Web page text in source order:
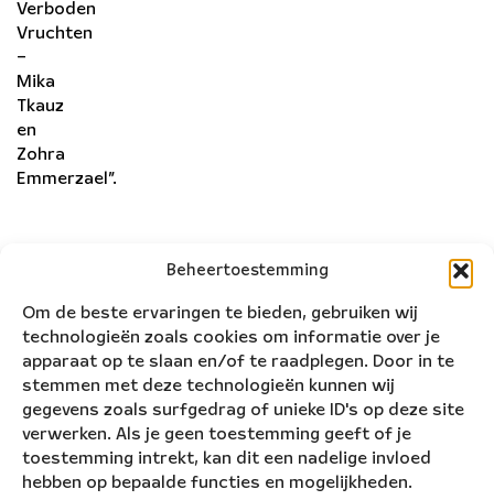
Beheertoestemming
Om de beste ervaringen te bieden, gebruiken wij
technologieën zoals cookies om informatie over je
apparaat op te slaan en/of te raadplegen. Door in te
stemmen met deze technologieën kunnen wij
gegevens zoals surfgedrag of unieke ID's op deze site
verwerken. Als je geen toestemming geeft of je
toestemming intrekt, kan dit een nadelige invloed
hebben op bepaalde functies en mogelijkheden.
Verboden
Vruchten
–
Mika
Tkauz
en
Zohra
Emmerzael”.